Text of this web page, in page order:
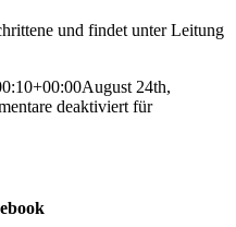
und findet unter Leitung
August 24th,
deaktiviert für